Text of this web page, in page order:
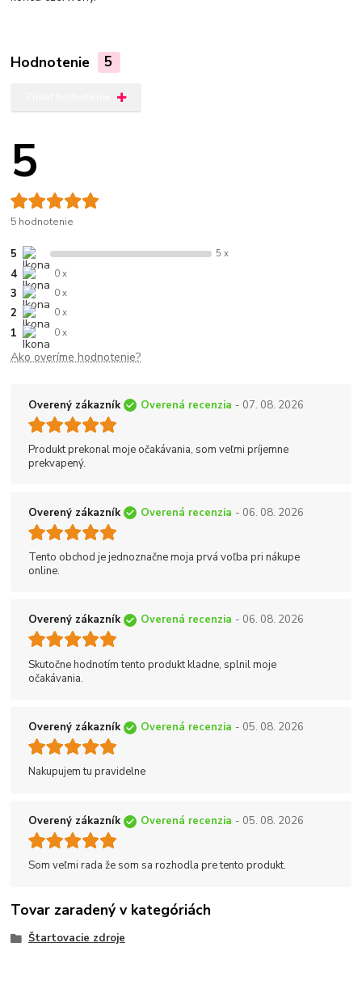
Hodnotenie 5
5
5 hodnotenie
5 5 x
4 0 x
3 0 x
2 0 x
1 0 x
Ako overíme hodnotenie?
Overený zákazník Overená recenzia - 07. 08. 2026
Produkt prekonal moje očakávania, som veľmi príjemne
prekvapený.
Overený zákazník Overená recenzia - 06. 08. 2026
Tento obchod je jednoznačne moja prvá voľba pri nákupe
online.
Overený zákazník Overená recenzia - 06. 08. 2026
Skutočne hodnotím tento produkt kladne, splnil moje
očakávania.
Overený zákazník Overená recenzia - 05. 08. 2026
Nakupujem tu pravidelne
Overený zákazník Overená recenzia - 05. 08. 2026
Som veľmi rada že som sa rozhodla pre tento produkt.
Tovar zaradený v kategóriách
Štartovacie zdroje